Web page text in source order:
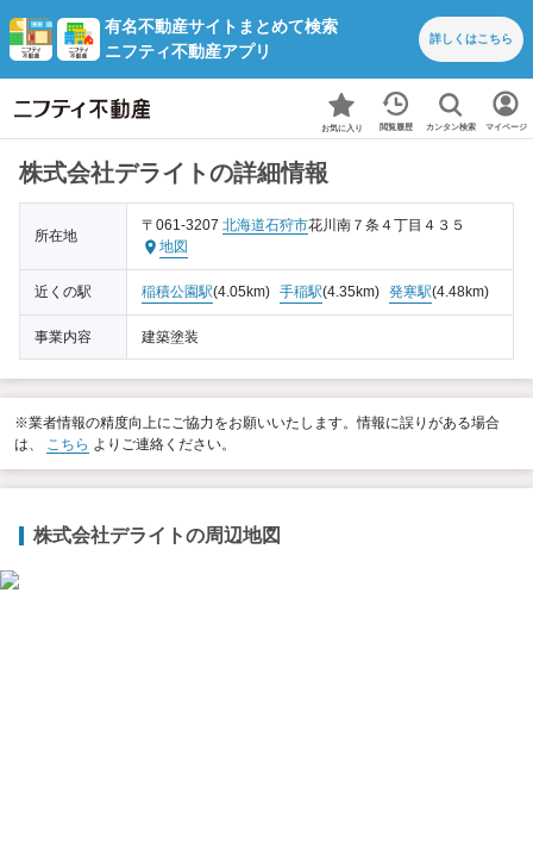
有名不動産サイトまとめて検索
ニフティ不動産アプリ
詳しくはこちら
お気に入り 閲覧履歴 カンタン検索 マイページ
株式会社デライトの詳細情報
所在地
〒061-3207 北海道石狩市花川南７条４丁目４３５
地図
近くの駅 稲積公園駅(4.05km) 手稲駅(4.35km) 発寒駅(4.48km)
事業内容 建築塗装
※業者情報の精度向上にご協力をお願いいたします。情報に誤りがある場合
は、 こちら よりご連絡ください。
株式会社デライトの周辺地図